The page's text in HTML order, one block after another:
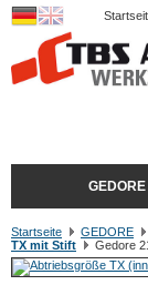
Startseite GEDORE
TX mit Stift
Gedore